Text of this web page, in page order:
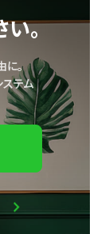
。
に。
テム